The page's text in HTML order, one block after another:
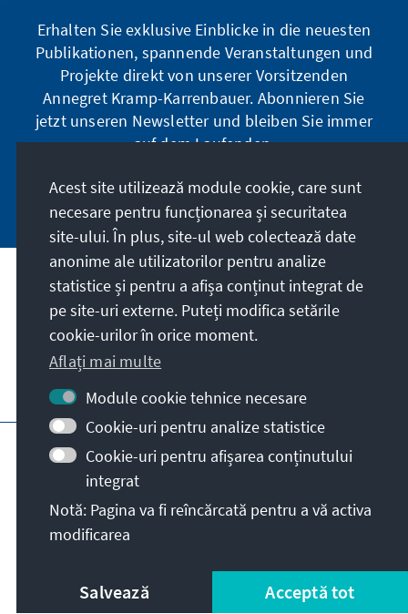
Erhalten Sie exklusive Einblicke in die neuesten
Publikationen, spannende Veranstaltungen und
Projekte direkt von unserer Vorsitzenden
Annegret Kramp-Karrenbauer. Abonnieren Sie
jetzt unseren Newsletter und bleiben Sie immer
auf dem Laufenden.
Jetzt abonnieren
Misiunea noastră
Contact
Alte oferte ale fundației
Impressum
Protecția datelor personale
Termeni de utilizare
Erklärung zur Barrierefreiheit
Hartă site
© Konrad-Adenauer-Stiftung e.V. 2026
Acest site utilizează module cookie, care sunt
necesare pentru funcționarea și securitatea
site-ului. În plus, site-ul web colectează date
anonime ale utilizatorilor pentru analize
statistice și pentru a afișa conținut integrat de
pe site-uri externe. Puteți modifica setările
cookie-urilor în orice moment.
Aflați mai multe
Module cookie tehnice necesare
Cookie-uri pentru analize statistice
Cookie-uri pentru afișarea conținutului
integrat
Notă: Pagina va fi reîncărcată pentru a vă activa
modificarea
Salvează Acceptă tot